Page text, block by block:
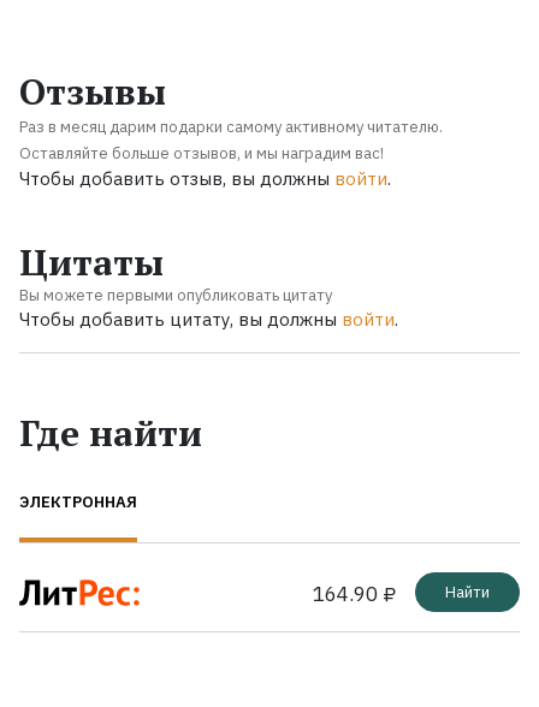
Отзывы
Раз в месяц дарим подарки самому активному читателю.
Оставляйте больше отзывов, и мы наградим вас!
Чтобы добавить отзыв, вы должны войти.
Цитаты
Вы можете первыми опубликовать цитату
Чтобы добавить цитату, вы должны войти.
Где найти
ЭЛЕКТРОННАЯ
164.90 ₽ Найти